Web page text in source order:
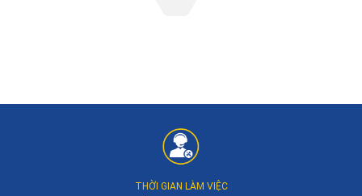
THỜI GIAN LÀM VIỆC